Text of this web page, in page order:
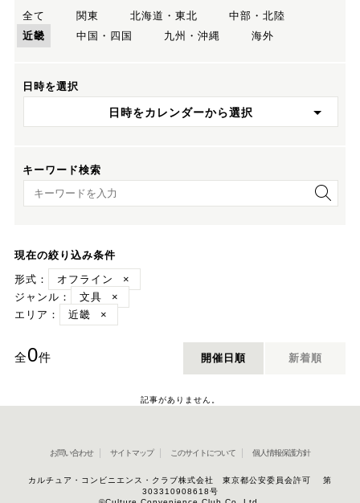
全て
関東 北海道・東北
中部・北陸
近畿
中国・四国 九州・沖縄 海外
日時を選択
日時をカレンダーから選択
キーワード検索
キーワード検索
現在の絞り込み条件
形式：
オフライン
×
ジャンル：
文具
×
エリア：
近畿 ×
全0件 開催日順 新着順
記事がありません。
お問い合わせ サイトマップ このサイトについて 個人情報保護方針
カルチュア・コンビニエンス・クラブ株式会社 東京都公安委員会許可 第
303310908618号